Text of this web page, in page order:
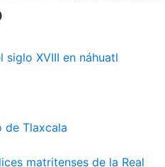
XVIII en náhuatl
de Tlaxcala
matritenses de la Real